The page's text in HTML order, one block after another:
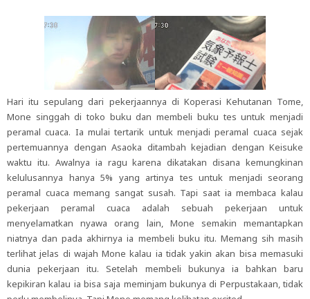
Hari itu sepulang dari pekerjaannya di Koperasi Kehutanan Tome,
Mone singgah di toko buku dan membeli buku tes untuk menjadi
peramal cuaca. Ia mulai tertarik untuk menjadi peramal cuaca sejak
pertemuannya dengan Asaoka ditambah kejadian dengan Keisuke
waktu itu. Awalnya ia ragu karena dikatakan disana kemungkinan
kelulusannya hanya 5% yang artinya tes untuk menjadi seorang
peramal cuaca memang sangat susah. Tapi saat ia membaca kalau
pekerjaan peramal cuaca adalah sebuah pekerjaan untuk
menyelamatkan nyawa orang lain, Mone semakin memantapkan
niatnya dan pada akhirnya ia membeli buku itu. Memang sih masih
terlihat jelas di wajah Mone kalau ia tidak yakin akan bisa memasuki
dunia pekerjaan itu. Setelah membeli bukunya ia bahkan baru
kepikiran kalau ia bisa saja meminjam bukunya di Perpustakaan, tidak